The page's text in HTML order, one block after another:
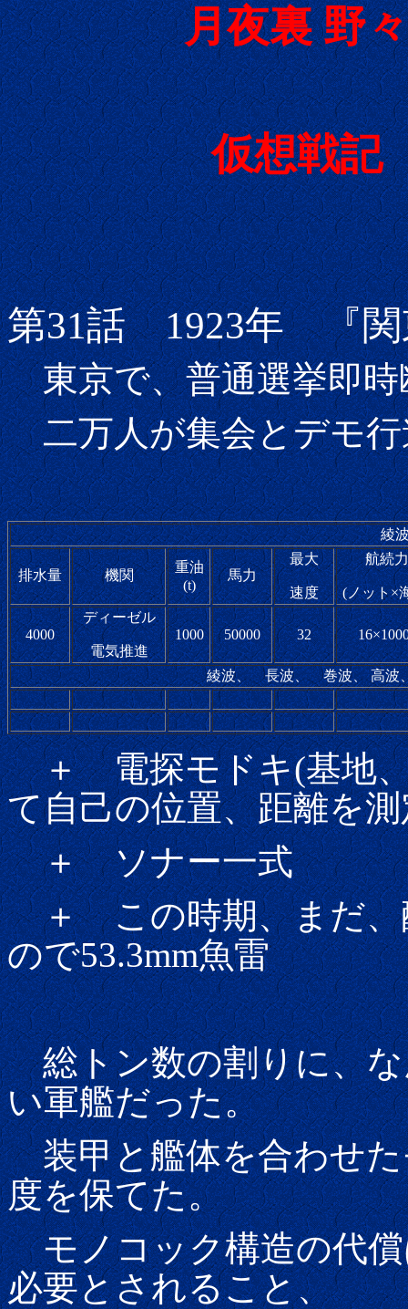
月夜裏 野
仮想戦記
第31話 1923年 『関
東京で、普通選挙即時
二万人が集会とデモ行
綾
排水量 機関
重油
(t)
馬力
最大
速度
航続力
(ノット×
4000
ディーゼル
電気推進
1000 50000 32
綾波、 長波、 巻波、 高波
＋ 電探モドキ(基地、
て自己の位置、距離を
＋ ソナー一式
＋ この時期、まだ、
ので53.3mm魚雷
総トン数の割りに、な
い軍艦だった。
装甲と艦体を合わせた
度を保てた。
モノコック構造の代償
必要とされること、